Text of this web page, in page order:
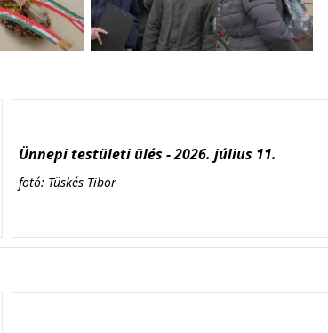
Ünnepi testületi ülés - 2026. július 11.
fotó: Tüskés Tibor